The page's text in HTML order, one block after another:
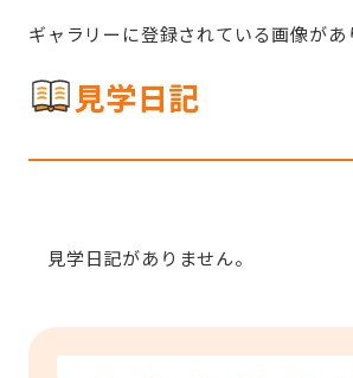
ギャラリーに登録されている画像があ
見学日記
見学日記がありません。